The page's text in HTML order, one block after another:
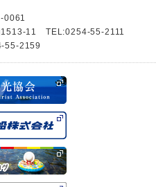
0061
1513-11 TEL:0254-55-2111
55-2159